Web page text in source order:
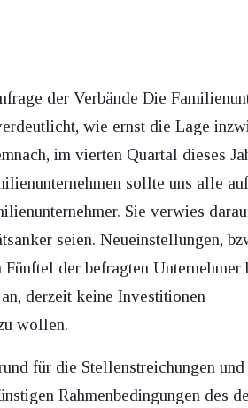
der Verbände Die
wie ernst die Lage
im vierten Quartal dieses
sollte uns alle
Sie verwies
seien. Neueinstellungen,
Fünftel der befragten
derzeit keine Investitionen
wollen.
für die Stellenstreichungen
Rahmenbedingungen des